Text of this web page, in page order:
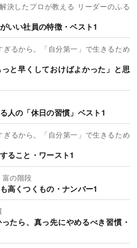
決したプロが教える リーダーのふる
いい社員の特徴・ベスト1
ぎるから。「自分第一」で生きるため
と早くしておけばよかった」と思
人の「休日の習慣」ベスト1
ぎるから。「自分第一」で生きるため
ること・ワースト1
富の階段
高くつくもの・ナンバー1
たら、真っ先にやめるべき習慣・